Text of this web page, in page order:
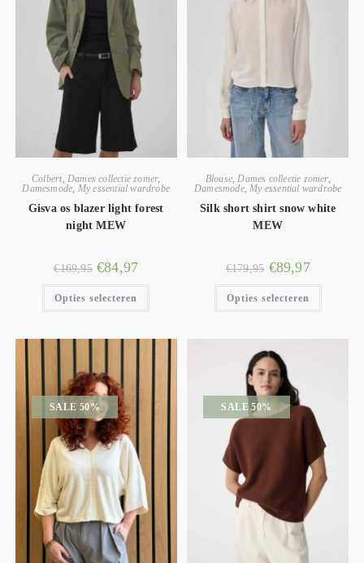
Colbert, Dames collectie zomer,
Damesmode, My essential wardrobe
Gisva os blazer light forest
night MEW
€169,95 €84,97
Opties selecteren
Blouse,Dames collectie zomer,
Damesmode,My essential wardrobe
Silk short shirt snow white
MEW
€179,95 €89,97
Opties selecteren
SALE 50% SALE 50%